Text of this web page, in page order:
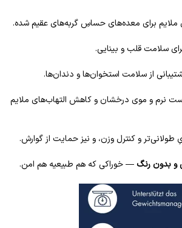
برای معده‌های حساسِ گربه‌های عقیم شده.
سلامت قلب و بینایی.
از سلامت استخوان‌ها و دندان‌ها.
نرم و موی درخشان و کاهش التهاب‌های ملایم
و کنترل وزن، و نیز حمایت از گوارش.
و بدون رنگ — خوراکی که هم طبیعیه هم امن.